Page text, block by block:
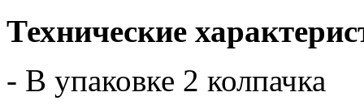
Технические
- В упаковке 2 колпачка